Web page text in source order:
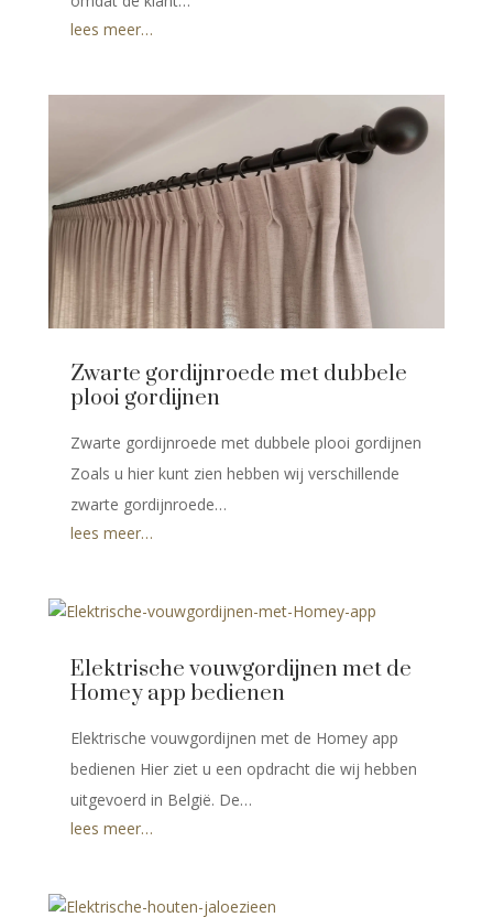
lees meer…
Zwarte gordijnroede met dubbele
plooi gordijnen
Zwarte gordijnroede met dubbele plooi gordijnen
Zoals u hier kunt zien hebben wij verschillende
zwarte gordijnroede…
lees meer…
Elektrische vouwgordijnen met de
Homey app bedienen
Elektrische vouwgordijnen met de Homey app
bedienen Hier ziet u een opdracht die wij hebben
uitgevoerd in België. De…
lees meer…